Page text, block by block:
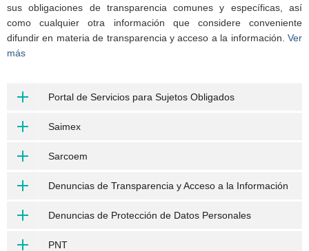
sus obligaciones de transparencia comunes y específicas, así
como cualquier otra información que considere conveniente
difundir en materia de transparencia y acceso a la información. Ver
más
Portal de Servicios para Sujetos Obligados
Saimex
Sarcoem
Denuncias de Transparencia y Acceso a la Información
Denuncias de Protección de Datos Personales
PNT